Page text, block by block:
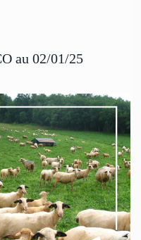
au 02/01/25